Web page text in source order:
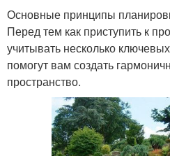
Основные принципы
Перед тем как приступить к
учитывать несколько
помогут вам создать
пространство.